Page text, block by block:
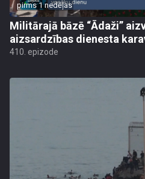
pirms 1 nedēļas
Militārajā bāzē “Ādaži”
aizsardzības dienesta
410. epizode